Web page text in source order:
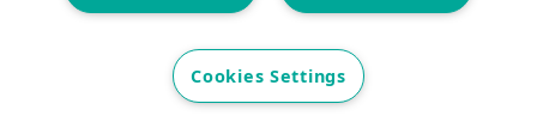
Cookies Settings